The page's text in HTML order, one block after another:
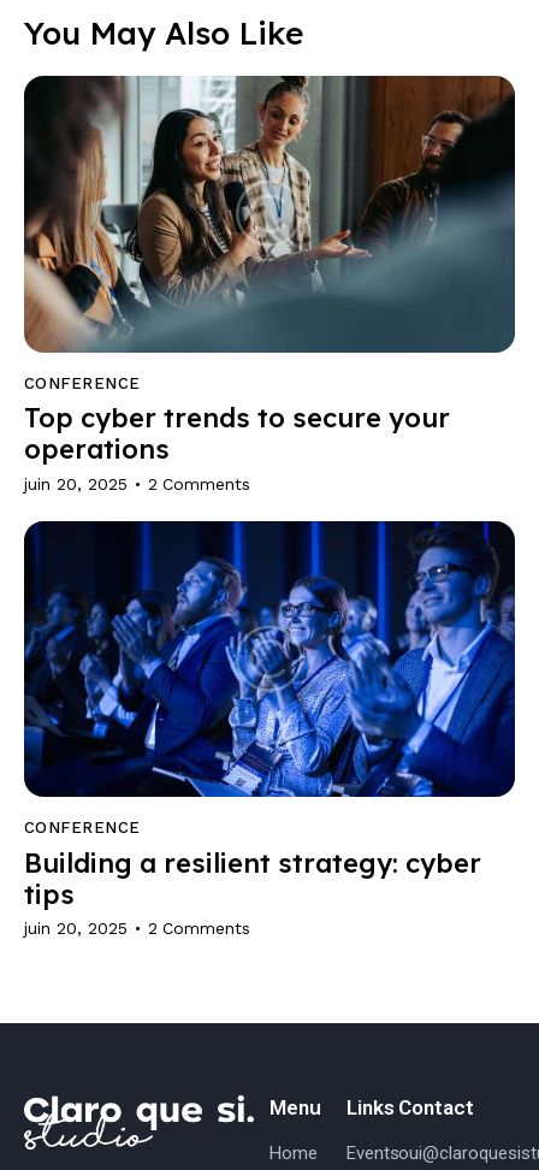
You May Also Like
CONFERENCE
Top cyber trends to secure your
operations
juin 20, 2025 2 Comments
CONFERENCE
Building a resilient strategy: cyber
tips
juin 20, 2025 2 Comments
Menu
Home
Links
Events
Contact